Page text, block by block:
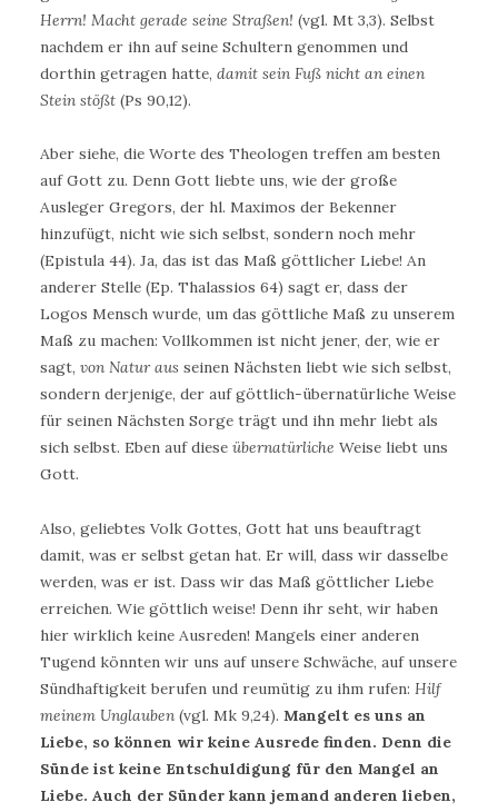
Herrn! Macht gerade seine Straßen! (vgl. Mt 3,3). Selbst
nachdem er ihn auf seine Schultern genommen und
dorthin getragen hatte, damit sein Fuß nicht an einen
Stein stößt (Ps 90,12).
Aber siehe, die Worte des Theologen treffen am besten
auf Gott zu. Denn Gott liebte uns, wie der große
Ausleger Gregors, der hl. Maximos der Bekenner
hinzufügt, nicht wie sich selbst, sondern noch mehr
(Epistula 44). Ja, das ist das Maß göttlicher Liebe! An
anderer Stelle (Ep. Thalassios 64) sagt er, dass der
Logos Mensch wurde, um das göttliche Maß zu unserem
Maß zu machen: Vollkommen ist nicht jener, der, wie er
sagt, von Natur aus seinen Nächsten liebt wie sich selbst,
sondern derjenige, der auf göttlich-übernatürliche Weise
für seinen Nächsten Sorge trägt und ihn mehr liebt als
sich selbst. Eben auf diese übernatürliche Weise liebt uns
Gott.
Also, geliebtes Volk Gottes, Gott hat uns beauftragt
damit, was er selbst getan hat. Er will, dass wir dasselbe
werden, was er ist. Dass wir das Maß göttlicher Liebe
erreichen. Wie göttlich weise! Denn ihr seht, wir haben
hier wirklich keine Ausreden! Mangels einer anderen
Tugend könnten wir uns auf unsere Schwäche, auf unsere
Sündhaftigkeit berufen und reumütig zu ihm rufen: Hilf
meinem Unglauben (vgl. Mk 9,24). Mangelt es uns an
Liebe, so können wir keine Ausrede finden. Denn die
Sünde ist keine Entschuldigung für den Mangel an
Liebe. Auch der Sünder kann jemand anderen lieben,